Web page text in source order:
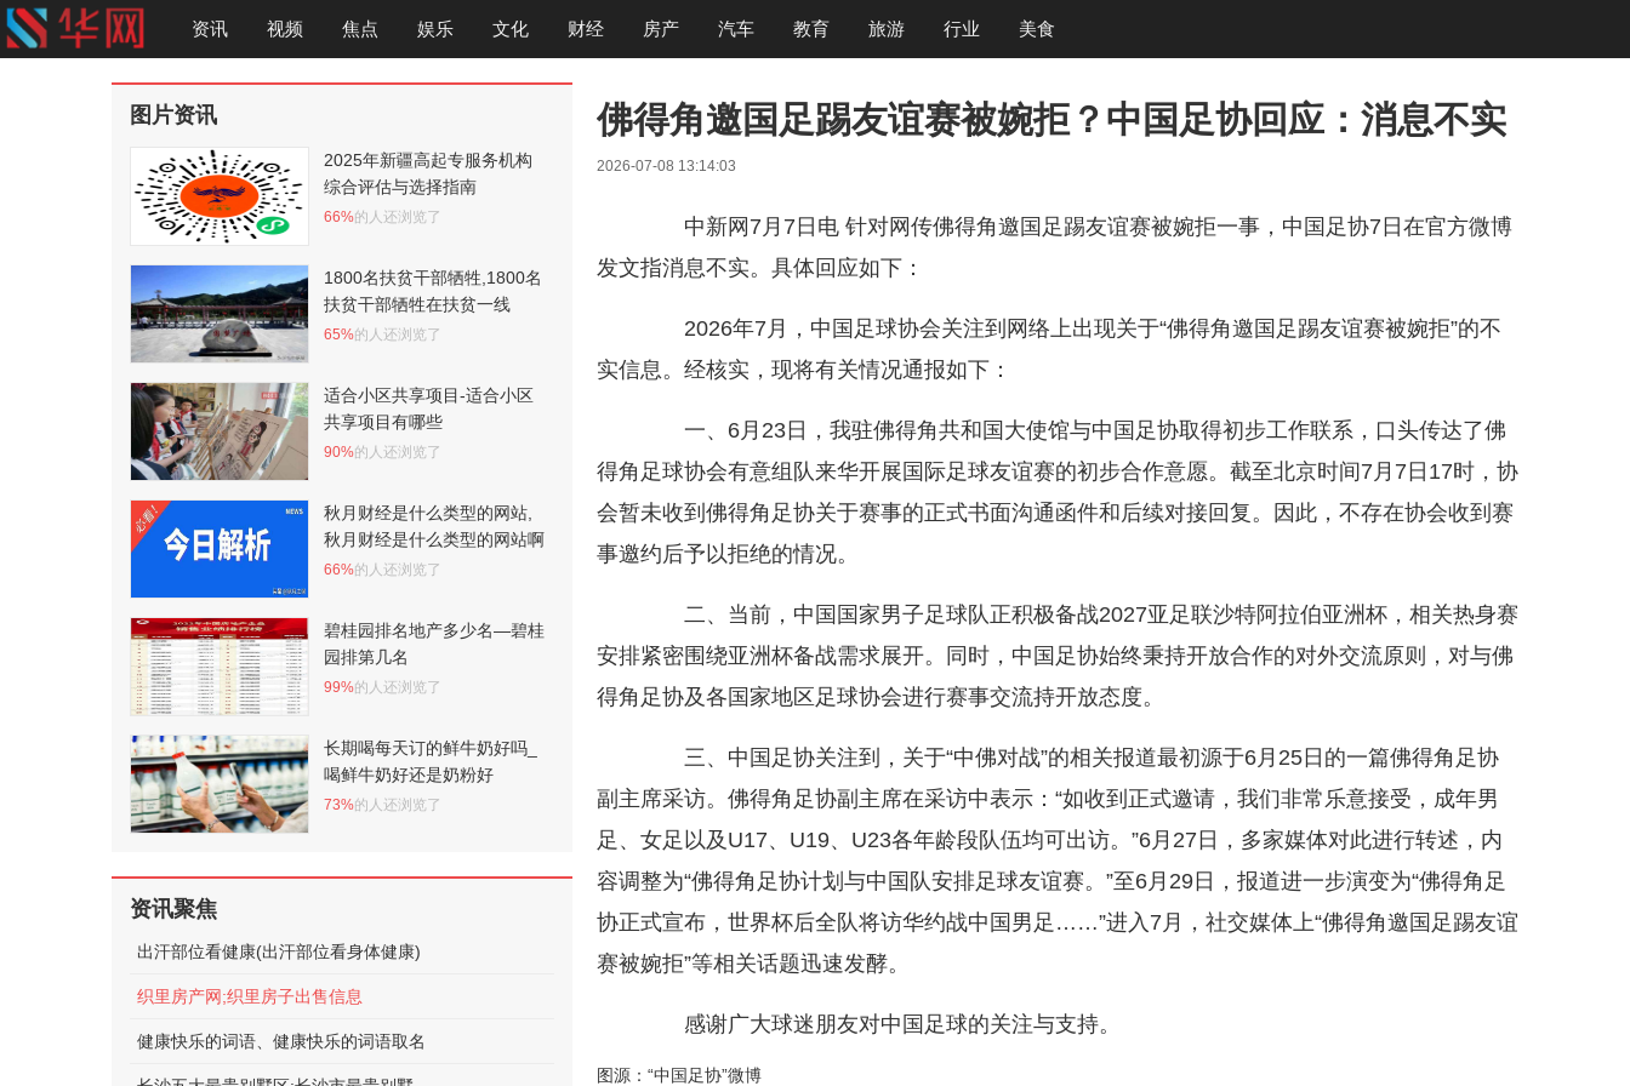
资讯 视频 焦点 娱乐 文化 财经 房产 汽车 教育 旅游 行业 美食
佛得角邀国足踢友谊赛被婉拒？中国足协回应：消息不实
2026-07-08 13:14:03
中新网7月7日电 针对网传佛得角邀国足踢友谊赛被婉拒一事，中国足协7日在官方微博
发文指消息不实。具体回应如下：
2026年7月，中国足球协会关注到网络上出现关于“佛得角邀国足踢友谊赛被婉拒”的不
实信息。经核实，现将有关情况通报如下：
一、6月23日，我驻佛得角共和国大使馆与中国足协取得初步工作联系，口头传达了佛
得角足球协会有意组队来华开展国际足球友谊赛的初步合作意愿。截至北京时间7月7日17时，协
会暂未收到佛得角足协关于赛事的正式书面沟通函件和后续对接回复。因此，不存在协会收到赛
事邀约后予以拒绝的情况。
二、当前，中国国家男子足球队正积极备战2027亚足联沙特阿拉伯亚洲杯，相关热身赛
安排紧密围绕亚洲杯备战需求展开。同时，中国足协始终秉持开放合作的对外交流原则，对与佛
得角足协及各国家地区足球协会进行赛事交流持开放态度。
三、中国足协关注到，关于“中佛对战”的相关报道最初源于6月25日的一篇佛得角足协
副主席采访。佛得角足协副主席在采访中表示：“如收到正式邀请，我们非常乐意接受，成年男
足、女足以及U17、U19、U23各年龄段队伍均可出访。”6月27日，多家媒体对此进行转述，内
容调整为“佛得角足协计划与中国队安排足球友谊赛。”至6月29日，报道进一步演变为“佛得角足
协正式宣布，世界杯后全队将访华约战中国男足……”进入7月，社交媒体上“佛得角邀国足踢友谊
赛被婉拒”等相关话题迅速发酵。
感谢广大球迷朋友对中国足球的关注与支持。
图源：“中国足协”微博
图片资讯
2025年新疆高起专服务机构
综合评估与选择指南
66%的人还浏览了
1800名扶贫干部牺牲,1800名
扶贫干部牺牲在扶贫一线
65%的人还浏览了
适合小区共享项目-适合小区
共享项目有哪些
90%的人还浏览了
秋月财经是什么类型的网站,
秋月财经是什么类型的网站啊
66%的人还浏览了
碧桂园排名地产多少名—碧桂
园排第几名
99%的人还浏览了
长期喝每天订的鲜牛奶好吗_
喝鲜牛奶好还是奶粉好
73%的人还浏览了
资讯聚焦
出汗部位看健康(出汗部位看身体健康)
织里房产网;织里房子出售信息
健康快乐的词语、健康快乐的词语取名